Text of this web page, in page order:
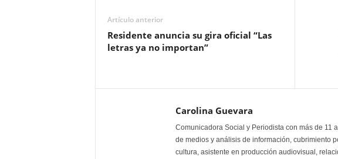
Artículo anterior
Residente anuncia su gira oficial “Las
letras ya no importan”
Carolina Guevara
Comunicadora Social y Periodista con más de 11
de medios y análisis de información, cubrimiento
cultura, asistente en producción audiovisual,